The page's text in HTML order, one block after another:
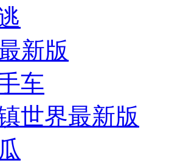
新版
车
世界最新版